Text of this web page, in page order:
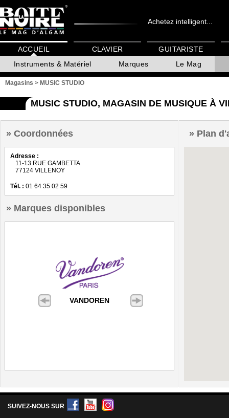
Achetez intelligent...
ACCUEIL
Instruments & Matériel
Marques Le Mag
CLAVIER GUITARISTE
Magasins > MUSIC STUDIO
MUSIC STUDIO, MAGASIN DE MUSIQUE À
Coordonnées
Adresse :
11-13 RUE GAMBETTA
77124 VILLENOY
Tél. : 01 64 35 02 59
Marques disponibles
VANDOREN
Plan
SUIVEZ-NOUS SUR